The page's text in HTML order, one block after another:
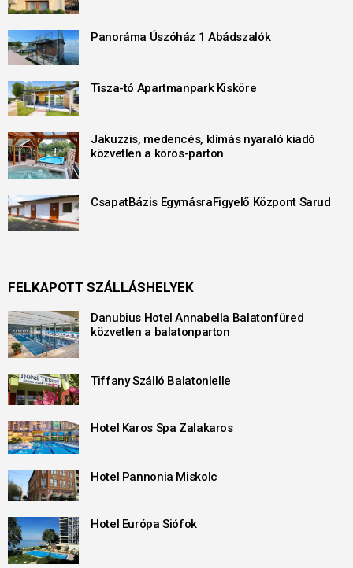
Panoráma Úszóház 1 Abádszalók
Tisza-tó Apartmanpark Kisköre
Jakuzzis, medencés, klímás nyaraló kiadó
közvetlen a körös-parton
CsapatBázis EgymásraFigyelő Központ Sarud
FELKAPOTT SZÁLLÁSHELYEK
Danubius Hotel Annabella Balatonfüred
közvetlen a balatonparton
Tiffany Szálló Balatonlelle
Hotel Karos Spa Zalakaros
Hotel Pannonia Miskolc
Hotel Európa Siófok